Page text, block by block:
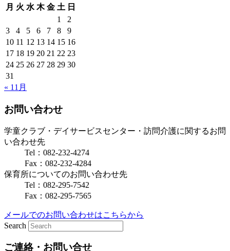
月 火 水 木 金 土 日
1
2
3
4 5 6 7 8
9
10 11 12 13 14 15 16
17 18 19 20 21 22 23
24 25 26 27 28 29 30
31
« 11月
お問い合わせ
学童クラブ・デイサービスセンター・訪問介護に関するお問
い合わせ先
Tel：082-232-4274
Fax：082-232-4284
保育所についてのお問い合わせ先
Tel：082-295-7542
Fax：082-295-7565
メールでのお問い合わせはこちらから
Search
ご連絡・お問い合せ